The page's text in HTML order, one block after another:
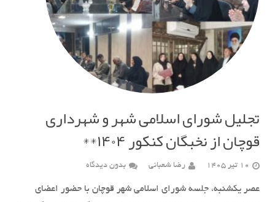
تجلیل شورای اسلامی شهر و شهرداری
قوچان از نخبگان کنکور ۱۴۰۴**
10 تیر 1405 رضا شعبانی بدون دیدگاه
عصر یکشنبه، جلسه شورای اسلامی شهر قوچان با حضور اعضای